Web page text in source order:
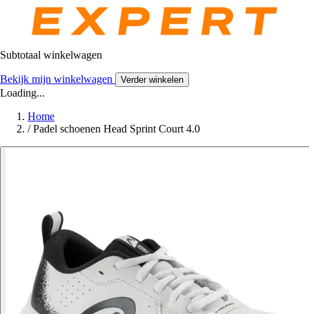
Subtotaal winkelwagen
Bekijk mijn winkelwagen Verder winkelen
Loading...
Home
/ Padel schoenen Head Sprint Court 4.0